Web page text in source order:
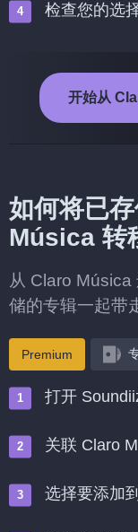
检查您的选
开始从
如何将已
Música 转
从 Claro Música
储的专辑一起带
Premium
打开
关联 Claro
选择要添加